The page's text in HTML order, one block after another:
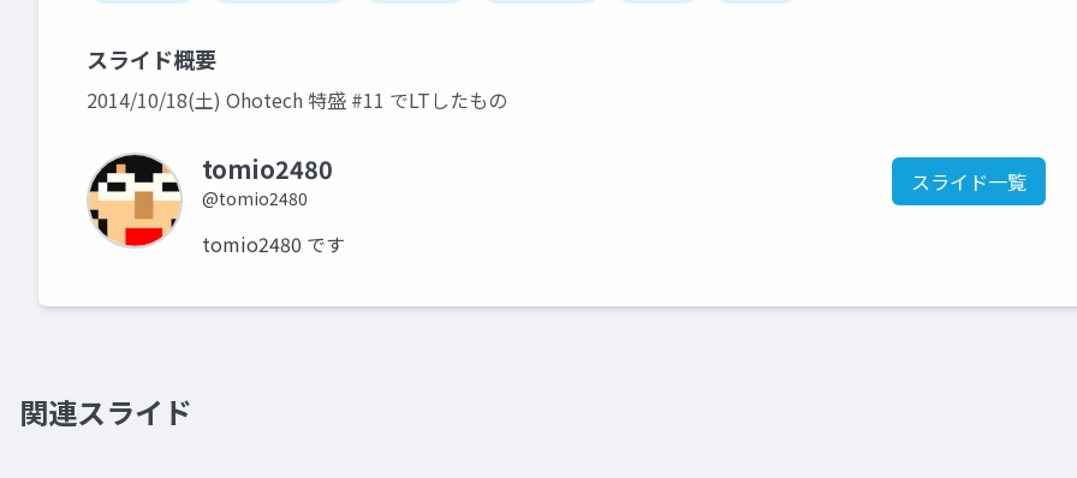
スライド概要
2014/10/18(土) Ohotech 特盛 #11 でLTしたもの
tomio2480
@tomio2480
スライド一覧
tomio2480 です
関連スライド